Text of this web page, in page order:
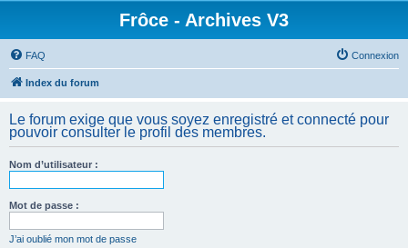
Frôce - Archives V3
FAQ Connexion
Index du forum
Le forum exige que vous soyez enregistré et connecté pour
pouvoir consulter le profil des membres.
Nom d’utilisateur :
Mot de passe :
J’ai oublié mon mot de passe